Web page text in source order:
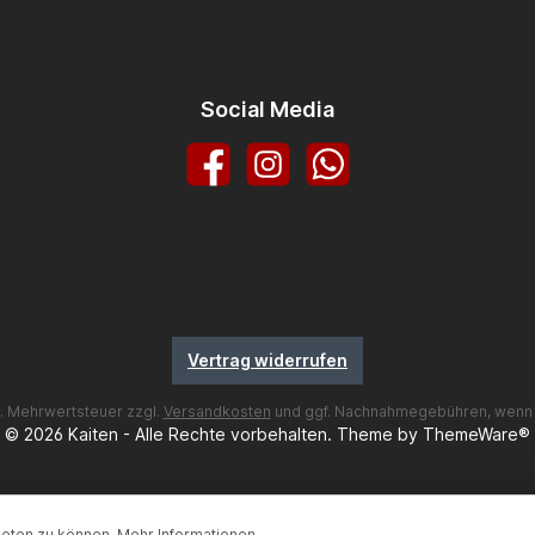
Social Media
FacebookInstagramWhatsApp
Vertrag widerrufen
Mehrwertsteuer zzgl. Versandkosten und ggf. Nachnahmegebühren,
© 2026 Kaiten - Alle Rechte vorbehalten. Theme by ThemeWare®